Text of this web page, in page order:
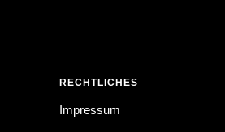
RECHTLICHES
Impressum